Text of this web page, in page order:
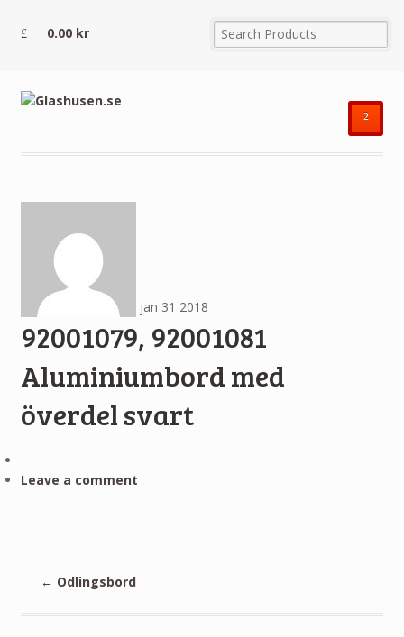
0.00 kr
²
jan 31 2018
92001079, 92001081
Aluminiumbord med
överdel svart
Leave a comment
← Odlingsbord